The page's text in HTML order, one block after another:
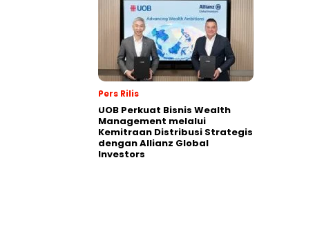
Pers Rilis
UOB Perkuat Bisnis Wealth
Management melalui
Kemitraan Distribusi Strategis
dengan Allianz Global
Investors